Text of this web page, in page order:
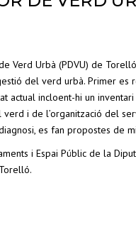
Verd Urbà (PDVU) de
del verd urbà. Primer es
actual incloent-hi un
i de l’organització del
es fan propostes de
i Espai Públic de la